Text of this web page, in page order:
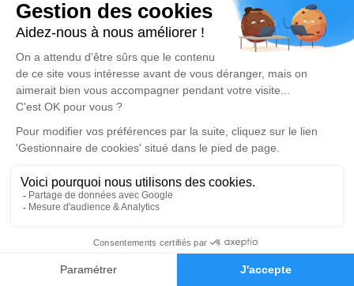
Faire-part Hommages
Rouffiac-Tolosan.
Je vous invite à utiliser cet espace pour laisser vos
condoléances, partager des photos souvenirs, une
anecdote ou exprimer vos pensées à travers des
poèmes ou des textes. Cet endroit est un lieu
d'expression dédié à honorer la mémoire de
Jacqueline CANN.
(petit fils de Jacqueline)
disponible ici.